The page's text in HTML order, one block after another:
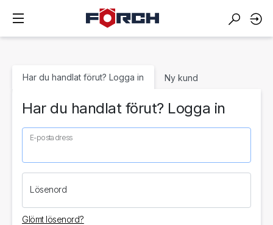
Har du handlat förut? Logga in Ny kund
Har du handlat förut? Logga in
E-postadress
Lösenord
Glömt lösenord?